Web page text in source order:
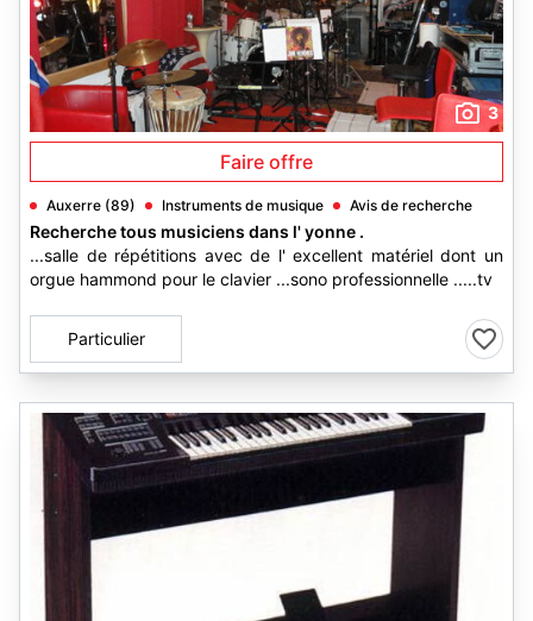
3
Faire offre
Auxerre (89) Instruments de musique Avis de recherche
Recherche tous musiciens dans l' yonne .
...salle de répétitions avec de l' excellent matériel dont un
orgue hammond pour le clavier ...sono professionnelle .....tv
Particulier